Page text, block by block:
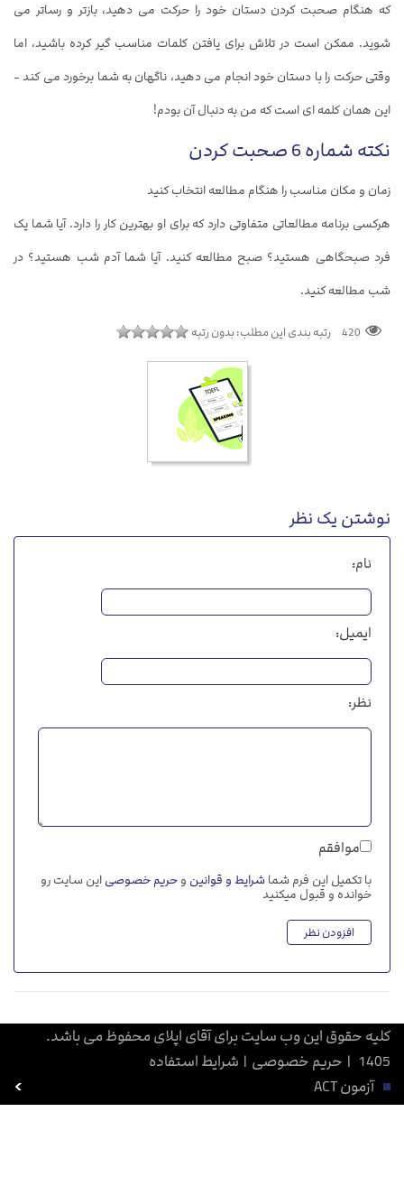
که هنگام صحبت کردن دستان خود را حرکت می دهید، بازتر و رساتر می
شوید. ممکن است در تلاش برای یافتن کلمات مناسب گیر کرده باشید، اما
وقتی حرکت را با دستان خود انجام می دهید، ناگهان به شما برخورد می کند -
این همان کلمه ای است که من به دنبال آن بودم!
نکته شماره 6 صحبت کردن
زمان و مکان مناسب را هنگام مطالعه انتخاب کنید
هرکسی برنامه مطالعاتی متفاوتی دارد که برای او بهترین کار را دارد. آیا شما یک
فرد صبحگاهی هستید؟ صبح مطالعه کنید. آیا شما آدم شب هستید؟ در
شب مطالعه کنید.
420 رتبه بندی این مطلب:بدون رتبه
نوشتن یک نظر
نام:
ایمیل:
نظر:
موافقم
با تکمیل این فرم شما شرایط و قوانین و حریم خصوصی این سایت رو
خوانده و قبول میکنید
افزودن نظر
کلیه حقوق این وب سایت برای آقای اپلای محفوظ می باشد.
1405
| حریم خصوصی | شرایط استفاده
آزمون ACT
بورسیه تحصیلی